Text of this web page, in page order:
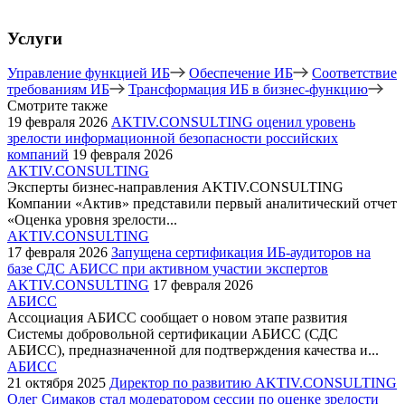
Услуги
Управление функцией ИБ Обеспечение ИБ
Соответствие
требованиям ИБ
Трансформация ИБ в бизнес-функцию
Смотрите также
19 февраля 2026 AKTIV.CONSULTING оценил уровень
зрелости информационной безопасности российских
компаний 19 февраля 2026
AKTIV.CONSULTING
Эксперты бизнес-направления AKTIV.CONSULTING
Компании «Актив» представили первый аналитический отчет
«Оценка уровня зрелости...
AKTIV.CONSULTING
17 февраля 2026 Запущена сертификация ИБ-аудиторов на
базе СДС АБИСС при активном участии экспертов
AKTIV.CONSULTING 17 февраля 2026
АБИСС
Ассоциация АБИСС сообщает о новом этапе развития
Системы добровольной сертификации АБИСС (СДС
АБИСС), предназначенной для подтверждения качества и...
АБИСС
21 октября 2025 Директор по развитию AKTIV.CONSULTING
Олег Симаков стал модератором сессии по оценке зрелости